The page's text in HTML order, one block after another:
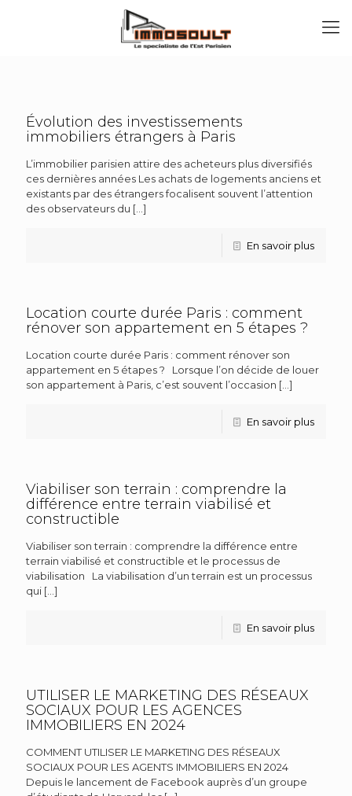
Évolution des investissements
immobiliers étrangers à Paris
L’immobilier parisien attire des acheteurs plus diversifiés
ces dernières années Les achats de logements anciens et
existants par des étrangers focalisent souvent l’attention
des observateurs du […]
En savoir plus
Location courte durée Paris : comment
rénover son appartement en 5 étapes ?
Location courte durée Paris : comment rénover son
appartement en 5 étapes ? Lorsque l’on décide de louer
son appartement à Paris, c’est souvent l’occasion […]
En savoir plus
Viabiliser son terrain : comprendre la
différence entre terrain viabilisé et
constructible
Viabiliser son terrain : comprendre la différence entre
terrain viabilisé et constructible et le processus de
viabilisation La viabilisation d’un terrain est un processus
qui […]
En savoir plus
UTILISER LE MARKETING DES RÉSEAUX
SOCIAUX POUR LES AGENCES
IMMOBILIERS EN 2024
COMMENT UTILISER LE MARKETING DES RÉSEAUX
SOCIAUX POUR LES AGENTS IMMOBILIERS EN 2024
Depuis le lancement de Facebook auprès d’un groupe